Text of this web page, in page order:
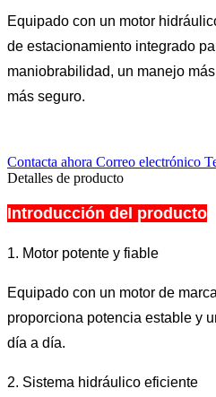
Equipado con un motor
de estacionamiento integrado
maniobrabilidad, un manejo
más seguro.
Contacta ahora Correo electrónico
Detalles de producto
Introducción del producto
1. Motor potente y fiable
Equipado con un motor de
proporciona potencia estable y
día a día.
2. Sistema hidráulico eficiente